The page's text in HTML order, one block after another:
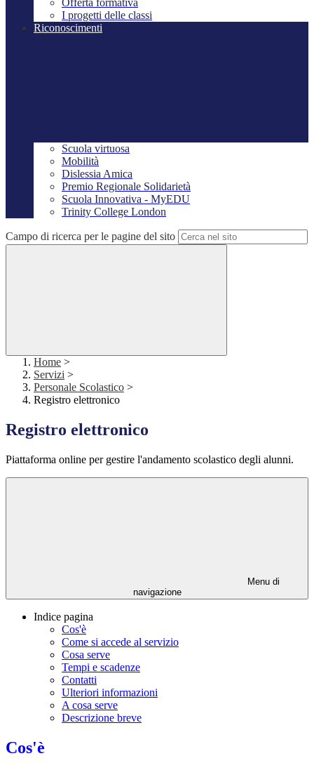
Offerta formativa
I progetti delle classi
Riconoscimenti
Scuola virtuosa
Mobilità
Dislessia Amica
Premio Regionale Solidarietà
Scuola Innovativa - MyEDU
Trinity College London
Campo di ricerca per le pagine del sito
Home >
Servizi >
Personale Scolastico >
Registro elettronico
Registro elettronico
Piattaforma online per gestire l'andamento scolastico degli alunni.
Menu di
navigazione
Indice pagina
Cos'è
Come si accede al servizio
Cosa serve
Tempi e scadenze
Contatti
Ulteriori informazioni
A cosa serve
Descrizione breve
Cos'è